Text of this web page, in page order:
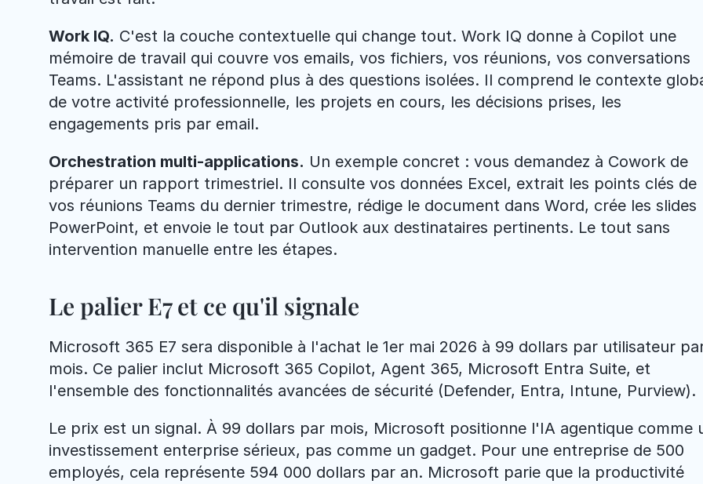
Work IQ. C'est la couche contextuelle qui change tout. Work IQ donne à Copilot une
mémoire de travail qui couvre vos emails, vos fichiers, vos réunions, vos conversations
Teams. L'assistant ne répond plus à des questions isolées. Il comprend le contexte
de votre activité professionnelle, les projets en cours, les décisions prises, les
engagements pris par email.
Orchestration multi-applications. Un exemple concret : vous demandez à Cowork de
préparer un rapport trimestriel. Il consulte vos données Excel, extrait les points clés de
vos réunions Teams du dernier trimestre, rédige le document dans Word, crée les slides
PowerPoint, et envoie le tout par Outlook aux destinataires pertinents. Le tout sans
intervention manuelle entre les étapes.
Le palier E7 et ce qu'il signale
Microsoft 365 E7 sera disponible à l'achat le 1er mai 2026 à 99 dollars par utilisateur
mois. Ce palier inclut Microsoft 365 Copilot, Agent 365, Microsoft Entra Suite, et
l'ensemble des fonctionnalités avancées de sécurité (Defender, Entra, Intune, Purview).
Le prix est un signal. À 99 dollars par mois, Microsoft positionne l'IA agentique comme
investissement enterprise sérieux, pas comme un gadget. Pour une entreprise de 500
employés, cela représente 594 000 dollars par an. Microsoft parie que la productivité